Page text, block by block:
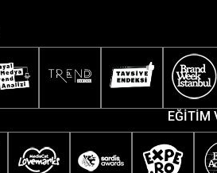
EĞİTİM